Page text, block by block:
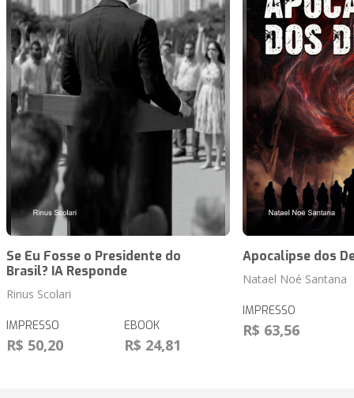
Se Eu Fosse o Presidente do
Brasil? IA Responde
Rinus Scolari
IMPRESSO
R$ 50,20
EBOOK
R$ 24,81
Apocalipse dos
Natael Noé Santana
IMPRESSO
R$ 63,56